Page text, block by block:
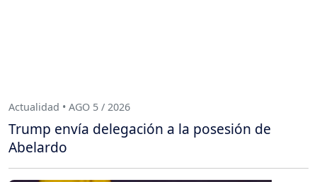
Actualidad • AGO 5 / 2026
Trump envía delegación a la posesión de
Abelardo